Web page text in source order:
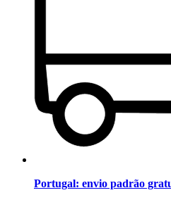
Portugal: envio padrão